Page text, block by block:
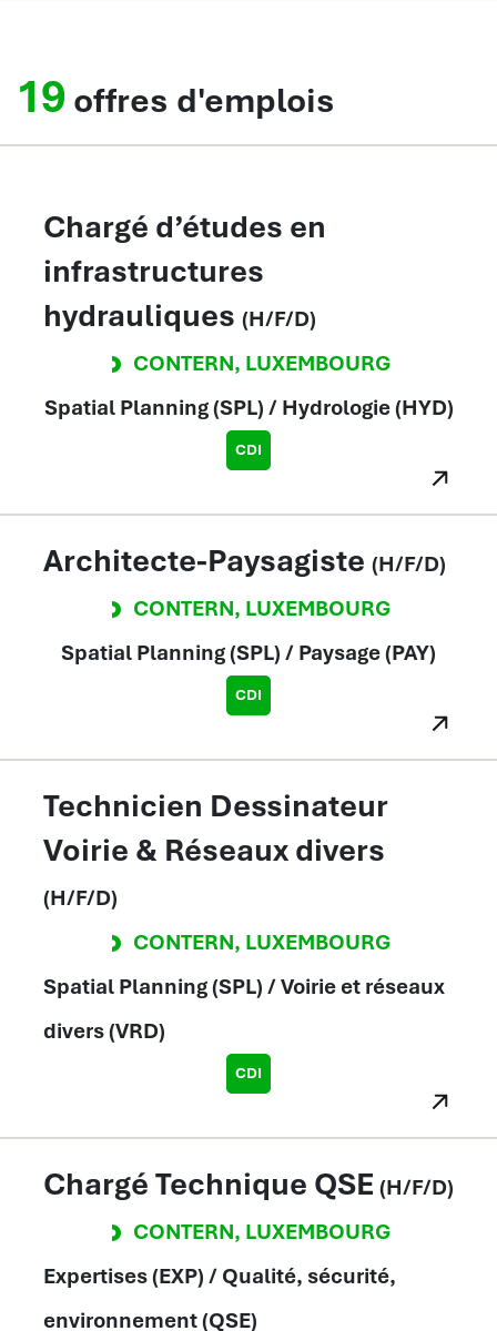
19 offres d'emplois
Chargé d’études en
infrastructures
hydrauliques (H/F/D)
CONTERN, LUXEMBOURG
Spatial Planning (SPL) / Hydrologie (HYD)
CDI
Architecte-Paysagiste (H/F/D)
CONTERN, LUXEMBOURG
Spatial Planning (SPL) / Paysage (PAY)
CDI
Technicien Dessinateur
Voirie & Réseaux divers
(H/F/D)
CONTERN, LUXEMBOURG
Spatial Planning (SPL) / Voirie et réseaux
divers (VRD)
CDI
Chargé Technique QSE (H/F/D)
CONTERN, LUXEMBOURG
Expertises (EXP) / Qualité, sécurité,
environnement (QSE)